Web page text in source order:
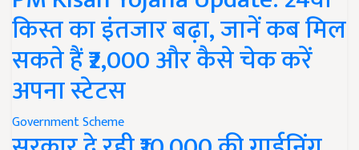
किस्त का इंतजार बढ़ा, जानें कब मिल
सकते हैं ₹2,000 और कैसे चेक करें
अपना स्टेटस
Government Scheme